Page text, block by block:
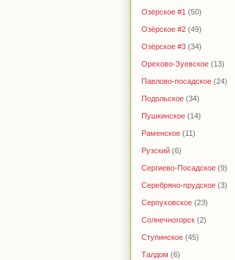
Озёрское #1 (50)
Озёрское #2 (49)
Озёрское #3 (34)
Орехово-Зуевское (13)
Павлово-посадское (24)
Подольское (34)
Пушкинское (14)
Раменское (11)
Рузский (6)
Сергиево-Посадское (9)
Серебряно-прудское (3)
Серпуховское (23)
Солнечногорск (2)
Ступинское (45)
Талдом (6)